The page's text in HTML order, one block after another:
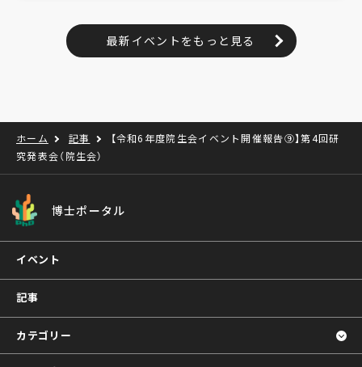
最新イベントをもっと見る
ホーム 記事
【令和6年度院生会イベント開催報告⑨】第4回研
究発表会（院生会）
博士ポータル
イベント
記事
カテゴリー